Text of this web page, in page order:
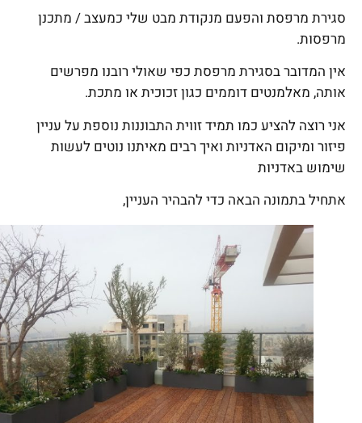
סגירת מרפסת והפעם מנקודת מבט שלי כמעצב / מתכנן
מרפסות.
אין המדובר בסגירת מרפסת כפי שאולי רובנו מפרשים
אותה, מאלמנטים דוממים כגון זכוכית או מתכת.
אני רוצה להציע כמו תמיד זווית התבוננות נוספת על עניין
פיזור ומיקום האדניות ואיך רבים מאיתנו נוטים לעשות
שימוש באדניות
אתחיל בתמונה הבאה כדי להבהיר העניין,